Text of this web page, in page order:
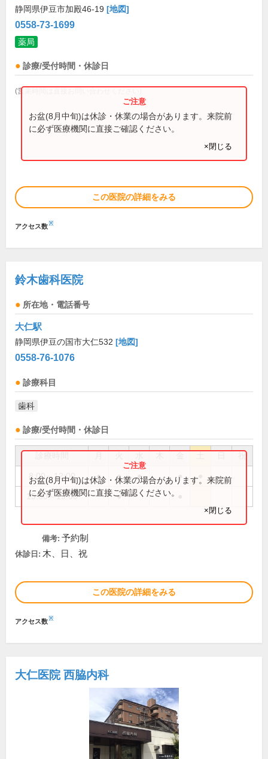
静岡県伊豆市加殿46-19 [地図]
0558-73-1699
薬局
診療/受付時間・休診日
(営業時間は直接お問い合わせください)
お盆(8月中旬)は休診・休業の場合があります。来院前
に必ず医療機関に直接ご確認ください。
×閉じる
この医院の詳細をみる
アクセス数※
鈴木歯科医院
所在地・電話番号
大仁駅
静岡県伊豆の国市大仁532 [地図]
0558-76-1076
診療科目
歯科
診療/受付時間・休診日
祝
8:00～12:00 ● ● ● ●
15:00～19:00 ●
お盆(8月中旬)は休診・休業の場合があります。来院前
に必ず医療機関に直接ご確認ください。
×閉じる
備考: 予約制
休診日: 木、日、祝
この医院の詳細をみる
アクセス数※
大仁医院 西脇内科